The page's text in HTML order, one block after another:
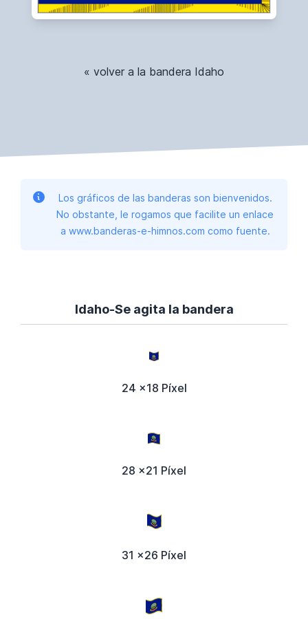
« volver a la bandera Idaho
Los gráficos de las banderas son bienvenidos.
No obstante, le rogamos que facilite un enlace
a www.banderas-e-himnos.com como fuente.
Idaho-Se agita la bandera
24 x18 Píxel
28 x21 Píxel
31 x26 Píxel